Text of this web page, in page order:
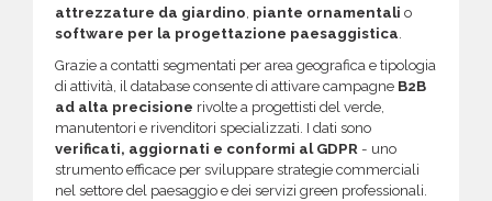
attrezzature da giardino, piante ornamentali o
software per la progettazione paesaggistica.
Grazie a contatti segmentati per area geografica e tipologia
di attività, il database consente di attivare campagne B2B
ad alta precisione rivolte a progettisti del verde,
manutentori e rivenditori specializzati. I dati sono
verificati, aggiornati e conformi al GDPR - uno
strumento efficace per sviluppare strategie commerciali
nel settore del paesaggio e dei servizi green professionali.